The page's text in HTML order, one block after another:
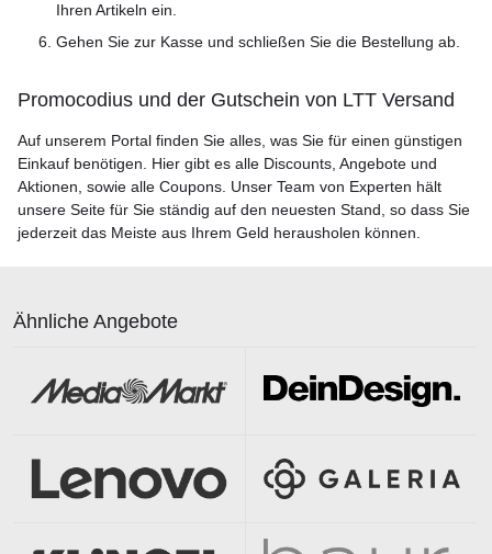
Ihren Artikeln ein.
Gehen Sie zur Kasse und schließen Sie die Bestellung ab.
Promocodius und der Gutschein von LTT Versand
Auf unserem Portal finden Sie alles, was Sie für einen günstigen
Einkauf benötigen. Hier gibt es alle Discounts, Angebote und
Aktionen, sowie alle Coupons. Unser Team von Experten hält
unsere Seite für Sie ständig auf den neuesten Stand, so dass Sie
jederzeit das Meiste aus Ihrem Geld herausholen können.
Ähnliche Angebote